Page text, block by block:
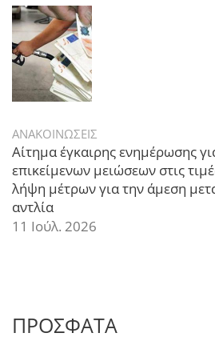
ΑΝΑΚΟΙΝΩΣΕΙΣ
Αίτημα έγκαιρης ενημέρωσης
επικείμενων μειώσεων στις
λήψη μέτρων για την άμεση
αντλία
11 Ιούλ. 2026
ΠΡΟΣΦΑΤΑ